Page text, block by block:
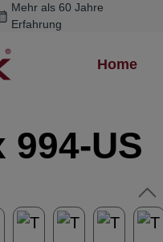
Mehr als 60 Jahre
Erfahrung
Home
994-US